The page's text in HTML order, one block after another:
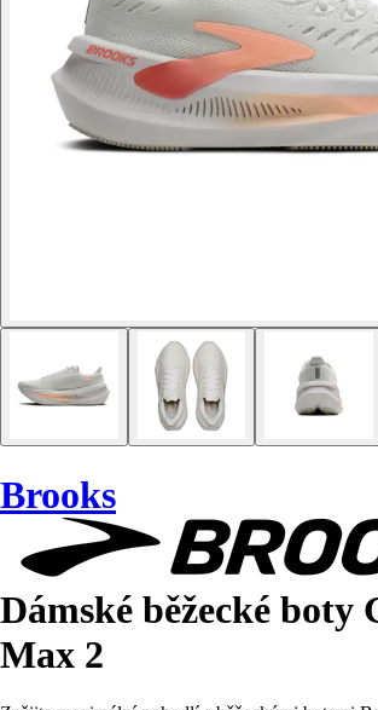
Brooks
Dámské běžecké boty
Max 2